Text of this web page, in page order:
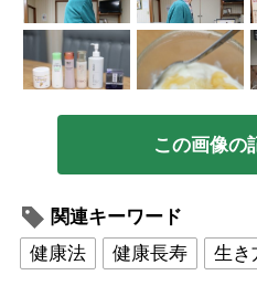
この画像の
関連キーワード
健康法
健康長寿 生き